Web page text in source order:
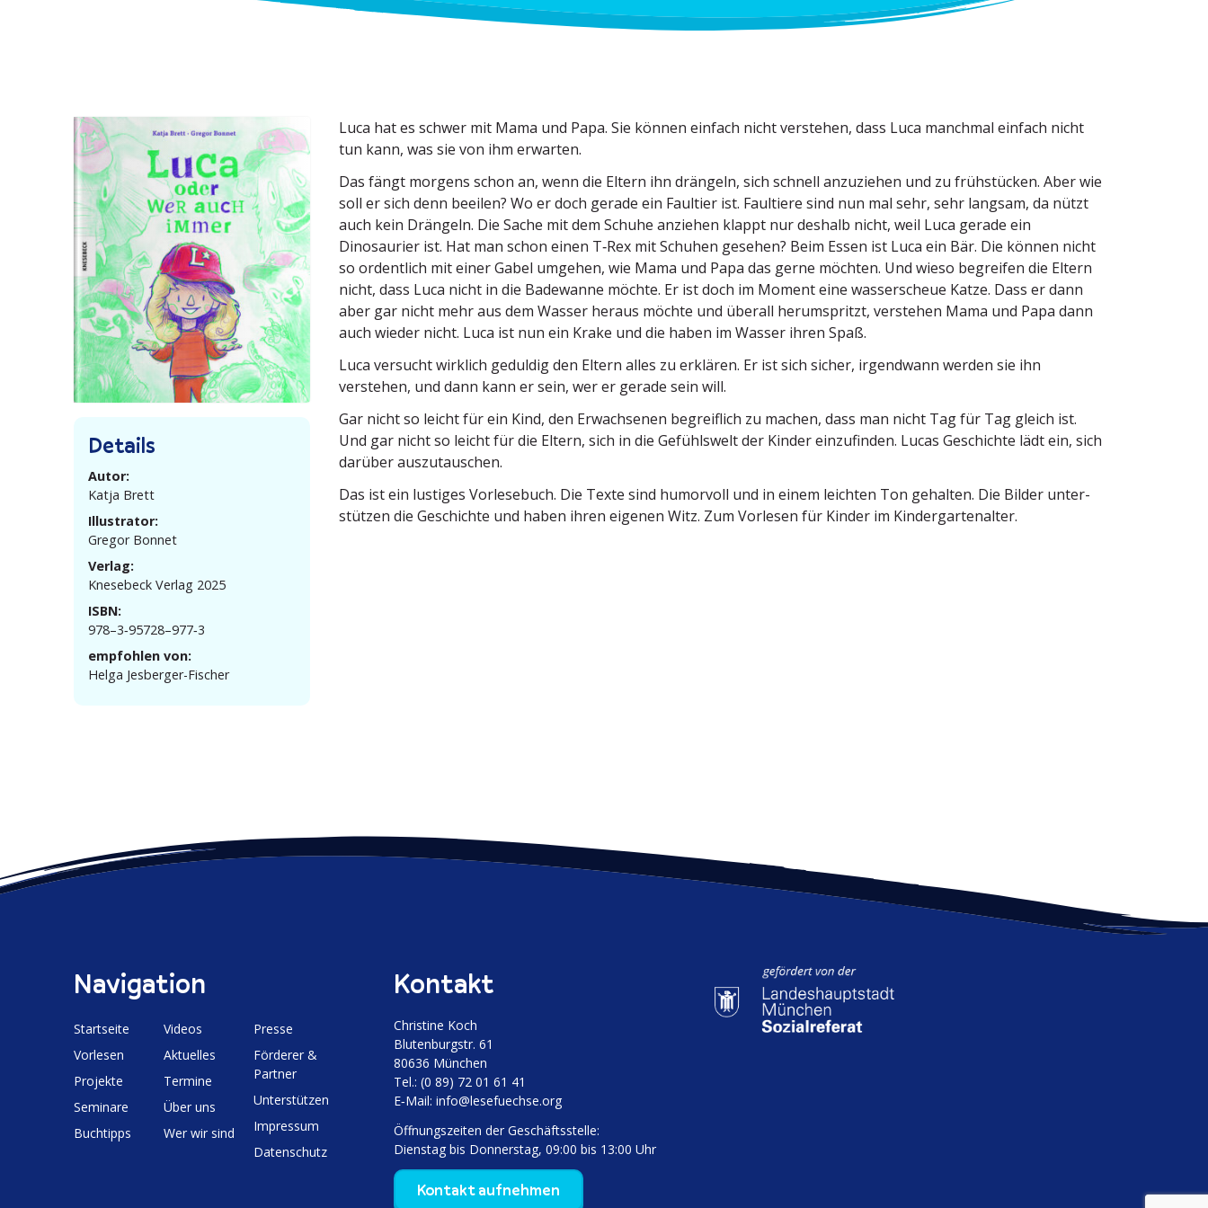
Details
Autor:
Katja Brett
Illustrator:
Gregor Bonnet
Verlag:
Knesebeck Verlag 2025
ISBN:
978–3‑95728–977‑3
empfohlen von:
Helga Jesberger-Fischer
Luca hat es schwer mit Mama und Papa. Sie können einfach nicht verstehen, dass Luca manchmal einfach nicht
tun kann, was sie von ihm erwarten.
Das fängt morgens schon an, wenn die Eltern ihn drängeln, sich schnell anzuziehen und zu frühstücken. Aber wie
soll er sich denn beeilen? Wo er doch gerade ein Faultier ist. Faultiere sind nun mal sehr, sehr langsam, da nützt
auch kein Drängeln. Die Sache mit dem Schuhe anziehen klappt nur deshalb nicht, weil Luca gerade ein
Dinosaurier ist. Hat man schon einen T‑Rex mit Schuhen gesehen? Beim Essen ist Luca ein Bär. Die können nicht
so ordentlich mit einer Gabel umgehen, wie Mama und Papa das gerne möchten. Und wieso begreifen die Eltern
nicht, dass Luca nicht in die Badewanne möchte. Er ist doch im Moment eine wasser­scheue Katze. Dass er dann
aber gar nicht mehr aus dem Wasser heraus möchte und überall herum­spritzt, verstehen Mama und Papa dann
auch wieder nicht. Luca ist nun ein Krake und die haben im Wasser ihren Spaß.
Luca versucht wirklich geduldig den Eltern alles zu erklären. Er ist sich sicher, irgendwann werden sie ihn
verstehen, und dann kann er sein, wer er gerade sein will.
Gar nicht so leicht für ein Kind, den Erwach­senen begreiflich zu machen, dass man nicht Tag für Tag gleich ist.
Und gar nicht so leicht für die Eltern, sich in die Gefühlswelt der Kinder einzu­finden. Lucas Geschichte lädt ein, sich
darüber auszutauschen.
Das ist ein lustiges Vorle­sebuch. Die Texte sind humorvoll und in einem leichten Ton gehalten. Die Bilder unter­
stützen die Geschichte und haben ihren eigenen Witz. Zum Vorlesen für Kinder im Kindergartenalter.
Navigation
Start­seite
Vorlesen
Projekte
Seminare
Buchtipps
Videos
Aktuelles
Termine
Über uns
Wer wir sind
Presse
Förderer &
Partner
Unter­stützen
Impressum
Daten­schutz
Kontakt
Christine Koch
Bluten­burgstr. 61
80636 München
Tel.: (0 89) 72 01 61 41
E‑Mail:info@lesefuechse.org
Öffnungs­zeiten der Geschäftsstelle:
Dienstag bis Donnerstag, 09:00 bis 13:00 Uhr
Kontakt aufnehmen